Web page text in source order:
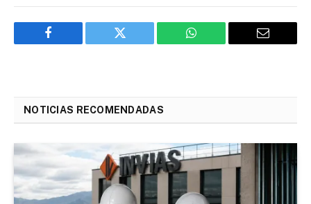
Facebook Twitter WhatsApp Email
NOTICIAS RECOMENDADAS